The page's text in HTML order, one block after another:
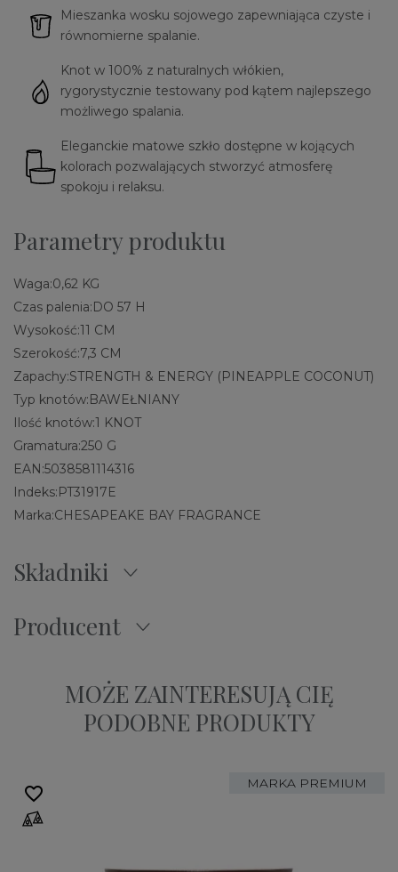
Mieszanka wosku sojowego zapewniająca czyste i
równomierne spalanie.
Knot w 100% z naturalnych włókien,
rygorystycznie testowany pod kątem najlepszego
możliwego spalania.
Eleganckie matowe szkło dostępne w kojących
kolorach pozwalających stworzyć atmosferę
spokoju i relaksu.
Parametry produktu
Waga:0,62 KG
Czas palenia:DO 57 H
Wysokość:11 CM
Szerokość:7,3 CM
Zapachy:STRENGTH & ENERGY (PINEAPPLE COCONUT)
Typ knotów:BAWEŁNIANY
Ilość knotów:1 KNOT
Gramatura:250 G
EAN:5038581114316
Indeks:PT31917E
Marka:CHESAPEAKE BAY FRAGRANCE
Składniki
Producent
MOŻE ZAINTERESUJĄ CIĘ
PODOBNE PRODUKTY
MARKA PREMIUM
favorite_border